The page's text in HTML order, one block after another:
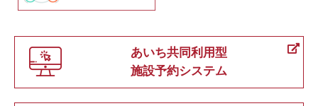
あいち共同利用型
施設予約システム